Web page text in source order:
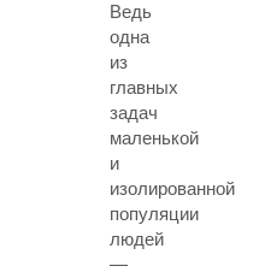
Ведь
одна
из
главных
задач
маленькой
и
изолированной
популяции
людей
—